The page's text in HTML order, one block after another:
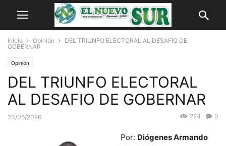
Inicio Opinión
DEL TRIUNFO ELECTORAL AL DESAFIO DE
GOBERNAR
Opinión
DEL TRIUNFO ELECTORAL
AL DESAFIO DE GOBERNAR
23/06/2026 0
224
Por: Diógenes Armando